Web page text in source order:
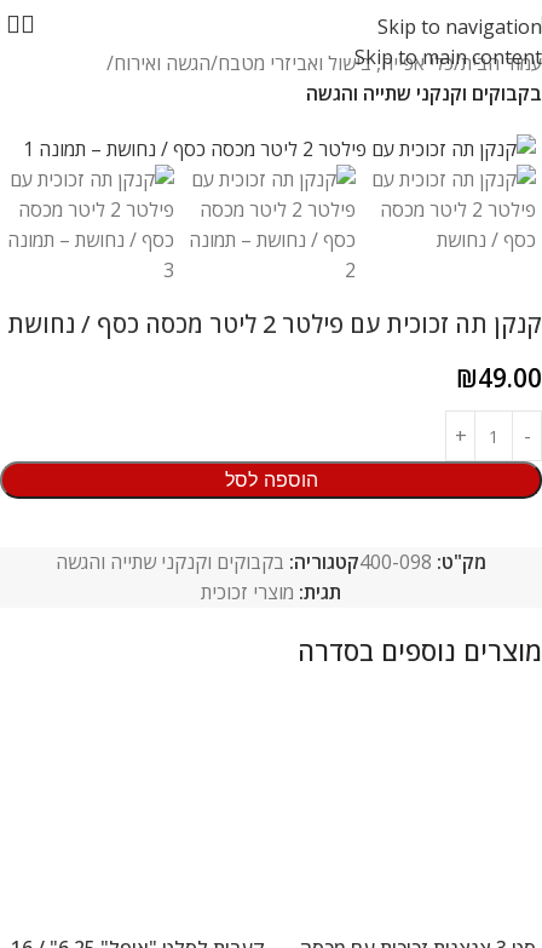
Skip to navigation
Skip to main content
עמוד הבית כלי אפייה, בישול ואביזרי מטבח הגשה ואירוח
בקבוקים וקנקני שתייה והגשה
קנקן תה זכוכית עם פילטר 2 ליטר מכסה כסף / נחושת
₪49.00
הוספה לסל
מק"ט: 400-098קטגוריה: בקבוקים וקנקני שתייה והגשה
תגית: מוצרי זכוכית